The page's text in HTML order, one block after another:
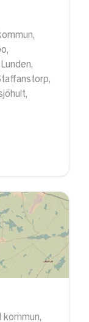
kommun,